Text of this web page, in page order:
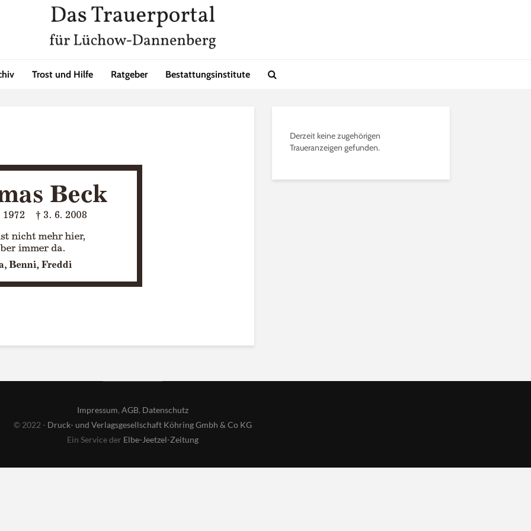
Trost und Hilfe Ratgeber Bestattungsinstitute
Derzeit keine zugehörigen
Traueranzeigen gefunden.
Impressum, AGB, Datenschutz
© 2022 - Druck- und Verlagsgesellschaft Köhring Gmbh & Co KG
Ein Service der Elbe-Jeetzel-Zeitung